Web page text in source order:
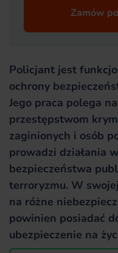
Zamów
Policjant jest
ochrony
Jego praca polega
przestępstwom
zaginionych i osób
prowadzi działania
bezpieczeństwa
terroryzmu. W
na różne
powinien posiadać
ubezpieczenie na